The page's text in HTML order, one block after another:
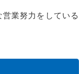
業努力をしている